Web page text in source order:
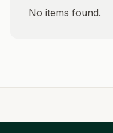
No items found.